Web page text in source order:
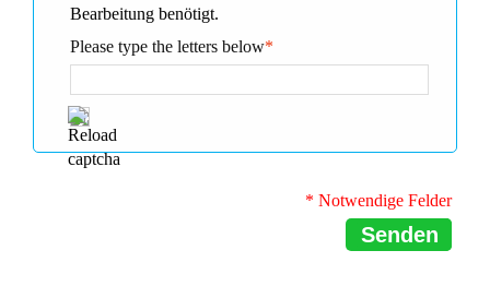
Bearbeitung benötigt.
*
Please type the letters below
* Notwendige Felder
Senden